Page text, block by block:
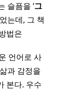
슬픔을 ‘그
는데, 그 책
법은
언어로 사
과 감정을
본다. 우수